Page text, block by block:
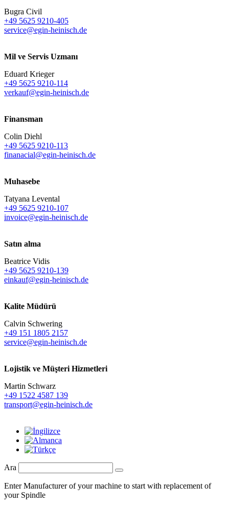
Bugra Civil
+49 5625 9210-405
service@egin-heinisch.de
Mil ve Servis Uzmanı
Eduard Krieger
+49 5625 9210-114
verkauf@egin-heinisch.de
Finansman
Colin Diehl
+49 5625 9210-113
finanacial@egin-heinisch.de
Muhasebe
Tatyana Levental
+49 5625 9210-107
invoice@egin-heinisch.de
Satın alma
Beatrice Vidis
+49 5625 9210-139
einkauf@egin-heinisch.de
Kalite Müdürü
Calvin Schwering
+49 151 1805 2157
service@egin-heinisch.de
Lojistik ve Müşteri Hizmetleri
Martin Schwarz
+49 1522 4587 139
transport@egin-heinisch.de
Ara
Enter Manufacturer of your machine to start with replacement of
your Spindle